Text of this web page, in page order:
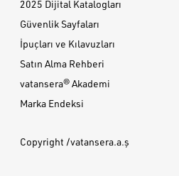
2025 Dijital Katalogları
Güvenlik Sayfaları
İpuçları ve Kılavuzları
Satın Alma Rehberi
vatansera® Akademi
Marka Endeksi
Copyright /vatansera.a.ş